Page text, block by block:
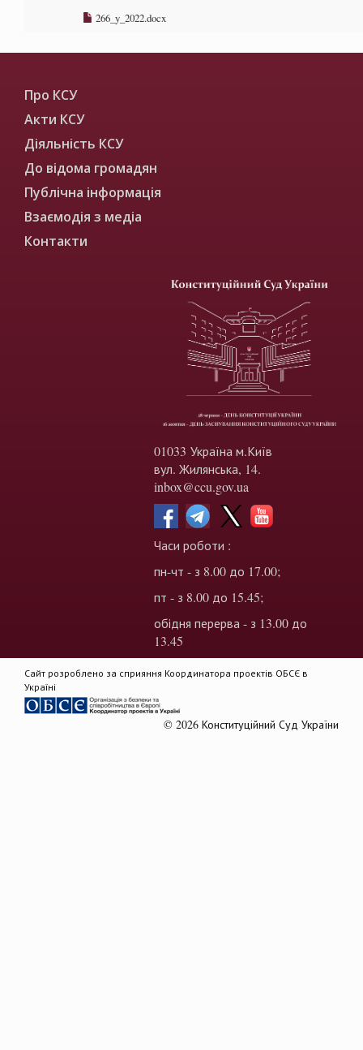
266_y_2022.docx
Про КСУ
Акти КСУ
Діяльність КСУ
До відома громадян
Публічна інформація
Взаємодія з медіа
Контакти
01033 Україна м.Київ
вул. Жилянська, 14.
inbox@ccu.gov.ua
Часи роботи :
пн-чт - з 8.00 до 17.00;
пт - з 8.00 до 15.45;
обідня перерва - з 13.00 до
13.45
Сайт розроблено за сприяння Координатора проектів ОБСЄ в
Україні
© 2026 Конституційний Суд України